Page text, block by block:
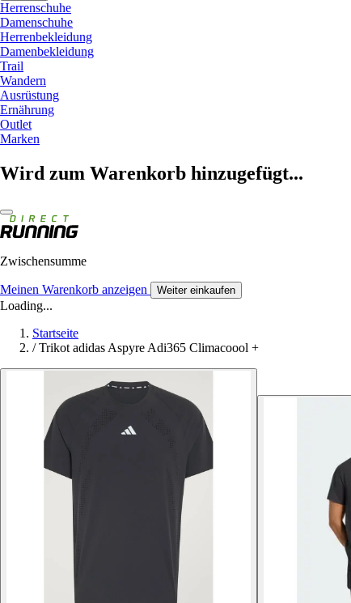
Herrenschuhe
Damenschuhe
Herrenbekleidung
Damenbekleidung
Trail
Wandern
Ausrüstung
Ernährung
Outlet
Marken
Wird zum Warenkorb hinzugefügt...
Zwischensumme
Meinen Warenkorb anzeigen Weiter einkaufen
Loading...
Startseite
/ Trikot adidas Aspyre Adi365 Climacoool +